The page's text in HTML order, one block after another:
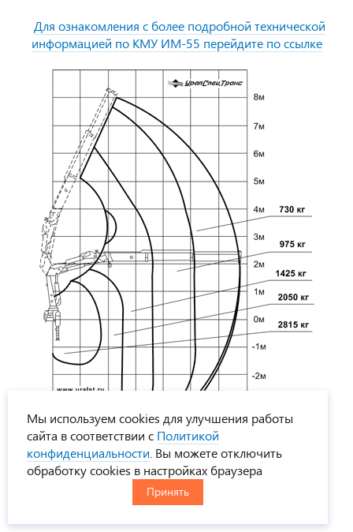
Для ознакомления с более подробной технической
информацией по КМУ ИМ-55 перейдите по ссылке
Мы используем cookies для улучшения работы
сайта в соответствии с Политикой
конфиденциальности . Вы можете отключить
обработку cookies в настройках браузера
Принять